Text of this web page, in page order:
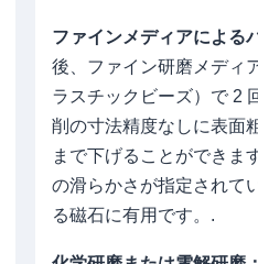
ファインメディアによる
後、ファイン研磨メディ
ラスチックビーズ）で 2
削の寸法精度なしに表面
まで下げることができま
の滑らかさが指定されて
る磁石に有用です。.